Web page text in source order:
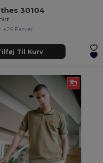
30104
+29 Farver
Til Kurv